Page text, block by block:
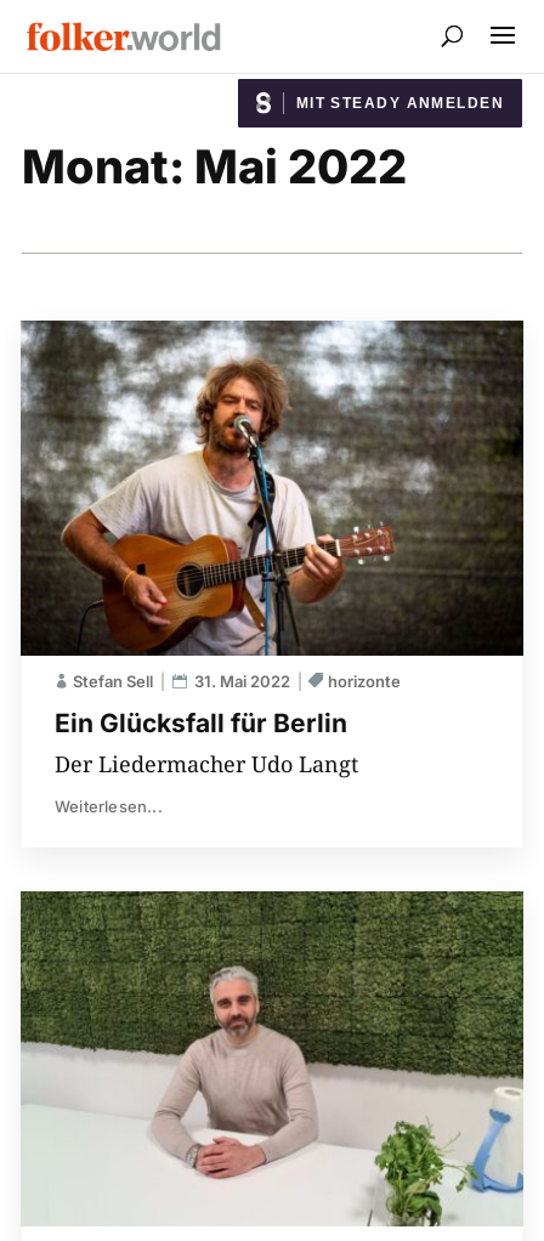
MIT STEADY ANMELDEN
Monat: Mai 2022
Ein Glücksfall für Berlin
Stefan Sell 31. Mai 2022 horizonte
Der Liedermacher Udo Langt
Weiterlesen...